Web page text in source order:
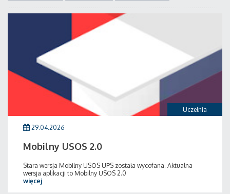
Uczelnia
29.04.2026
Mobilny USOS 2.0
Stara wersja Mobilny USOS UPS została wycofana. Aktualna
wersja aplikacji to Mobilny USOS 2.0
więcej